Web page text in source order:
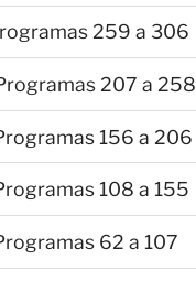
259 a 306
207 a 258
156 a 206
108 a 155
62 a 107